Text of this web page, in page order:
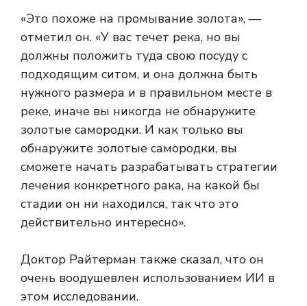
«Это похоже на промывание золота», —
отметил он. «У вас течет река, но вы
должны положить туда свою посуду с
подходящим ситом, и она должна быть
нужного размера и в правильном месте в
реке, иначе вы никогда не обнаружите
золотые самородки. И как только вы
обнаружите золотые самородки, вы
сможете начать разрабатывать стратегии
лечения конкретного рака, на какой бы
стадии он ни находился, так что это
действительно интересно».
Доктор Райтерман также сказал, что он
очень воодушевлен использованием ИИ в
этом исследовании.